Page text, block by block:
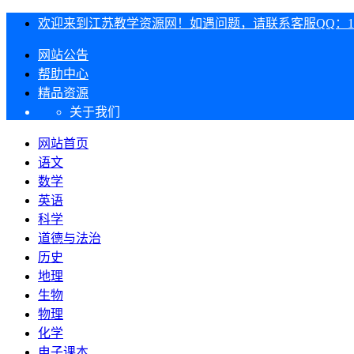
欢迎来到江苏教学资源网！如遇问题，请联系客服QQ：
网站公告
帮助中心
精品资源
关于我们
网站首页
语文
数学
英语
科学
道德与法治
历史
地理
生物
物理
化学